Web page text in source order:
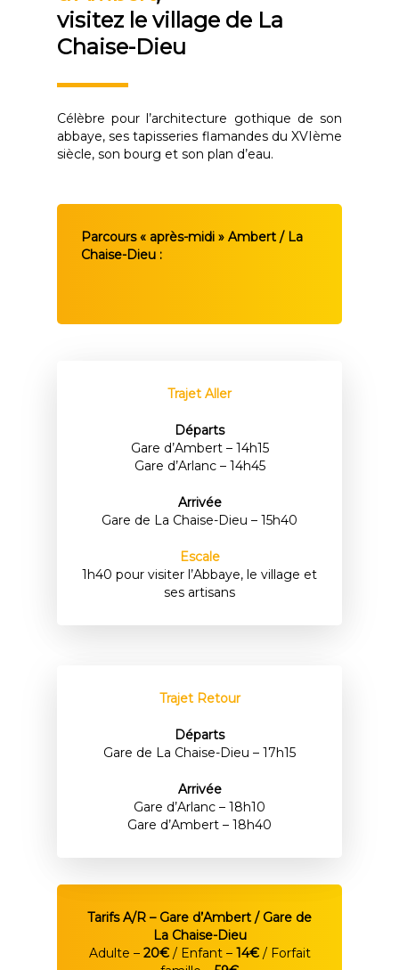
visitez le village de La
Chaise-Dieu
Célèbre pour l’architecture gothique de son
abbaye, ses tapisseries flamandes du XVIème
siècle, son bourg et son plan d’eau.
Parcours « après-midi » Ambert / La
Chaise-Dieu :
Trajet Aller
Départs
Gare d’Ambert – 14h15
Gare d’Arlanc – 14h45
Arrivée
Gare de La Chaise-Dieu – 15h40
Escale
1h40 pour visiter l’Abbaye, le village et
ses artisans
Trajet Retour
Départs
Gare de La Chaise-Dieu – 17h15
Arrivée
Gare d’Arlanc – 18h10
Gare d’Ambert – 18h40
Tarifs A/R – Gare d’Ambert / Gare de
La Chaise-Dieu
Adulte – 20€/ Enfant – 14€/ Forfait